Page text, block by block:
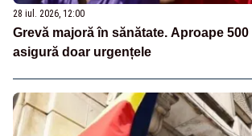
28 iul. 2026, 12:00
Grevă majoră în sănătate. Aproape
asigură doar urgențele